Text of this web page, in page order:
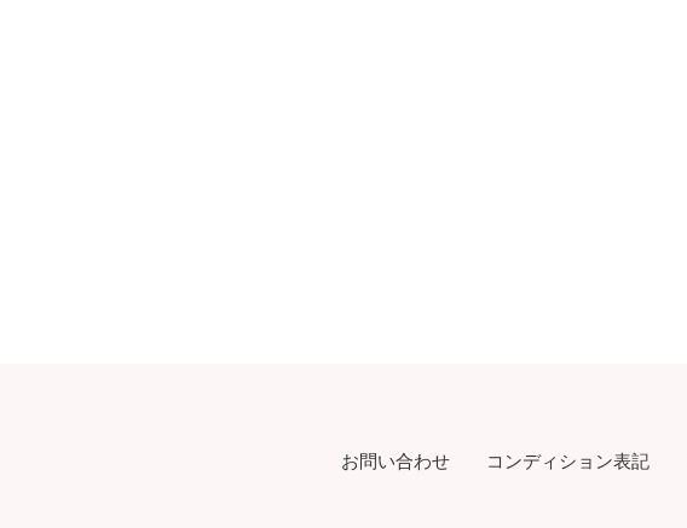
お問い合わせ コンディション表記